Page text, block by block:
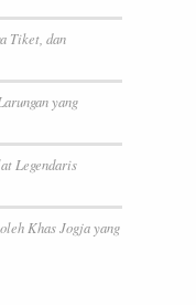
Tiket, dan
yang
Legendaris
Khas Jogja yang